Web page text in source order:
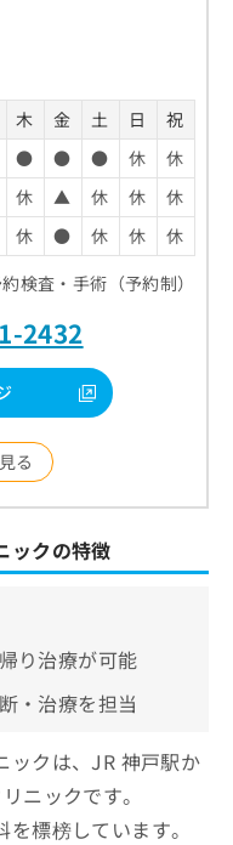
木 金 土 日
祝
● ● ● 休
休
休 ▲ 休 休
休
休 ● 休 休
休
検査・手術（予約制）
2432
る
ックの特徴
り治療が可能
・治療を担当
ックは、JR 神戸駅か
ニックです。
標榜しています。